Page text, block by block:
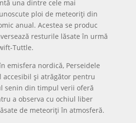
una dintre cele mai
ploi de meteoriți din
anual. Acestea se produc
resturile lăsate în urmă
Tuttle.
emisfera nordică, Perseidele
accesibil și atrăgător pentru
senin din timpul verii oferă
a observa cu ochiul liber
de meteoriți în atmosferă.